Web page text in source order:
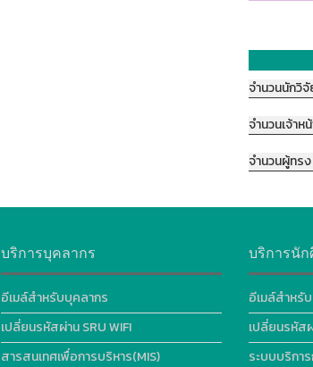
จำนวนนัก
จำนวนเจ้า
จำนวนผู้
บริการบุคลากร
อีเมล์สำหรับบุคลากร
เปลี่ยนรหัสผ่าน SRU WIFI
สารสนเทศเพื่อการบริหาร(MIS)
บริการนัก
อีเมล์สำหรั
เปลี่ยนรหัส
ระบบบริกา